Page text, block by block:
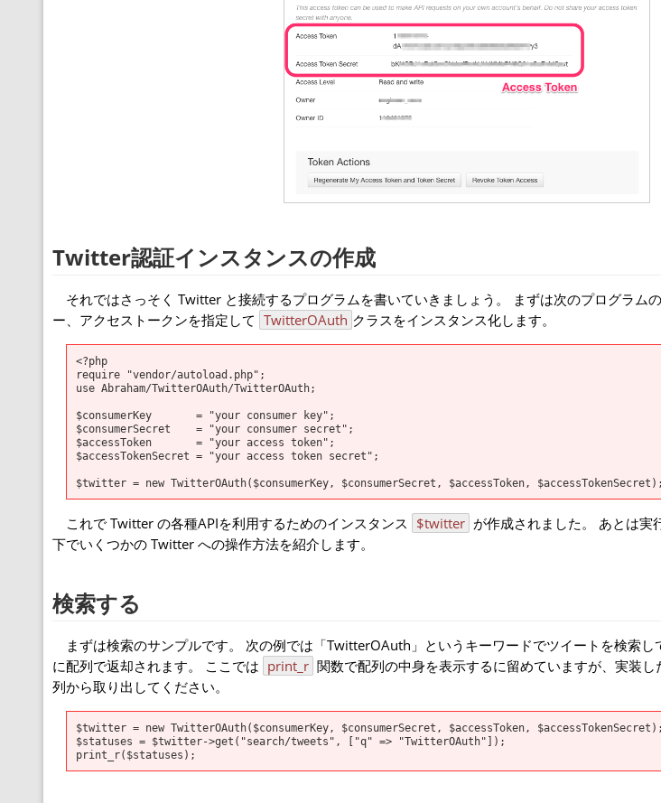
Twitter認証インスタンスの作成
それではさっそく Twitter と接続するプログラムを書いていきましょう。 まずは次のプログラム
ー、アクセストークンを指定して TwitterOAuth クラスをインスタンス化します。
<?php
require "vendor/autoload.php";
use Abraham/TwitterOAuth/TwitterOAuth;
$consumerKey       = "your consumer key";
$consumerSecret    = "your consumer secret";
$accessToken       = "your access token";
$accessTokenSecret = "your access token secret";
これで Twitter の各種APIを利用するためのインスタンス $twitter が作成されました。 あとは実
下でいくつかの Twitter への操作方法を紹介します。
検索する
まずは検索のサンプルです。 次の例では「TwitterOAuth」というキーワードでツイートを検索し
に配列で返却されます。 ここでは print_r 関数で配列の中身を表示するに留めていますが、実装
列から取り出してください。
$twitter = new TwitterOAuth($consumerKey, $consumerSecret, $accessToken, $accessTokenSecret);
$statuses = $twitter->get("search/tweets", ["q" => "TwitterOAuth"]);